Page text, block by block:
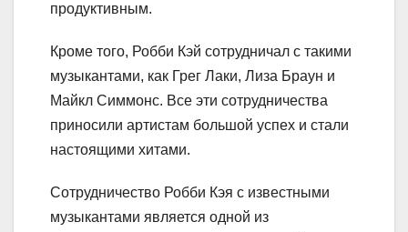
продуктивным.
Кроме того, Робби Кэй сотрудничал с такими
музыкантами, как Грег Лаки, Лиза Браун и
Майкл Симмонс. Все эти сотрудничества
приносили артистам большой успех и стали
настоящими хитами.
Сотрудничество Робби Кэя с известными
музыкантами является одной из